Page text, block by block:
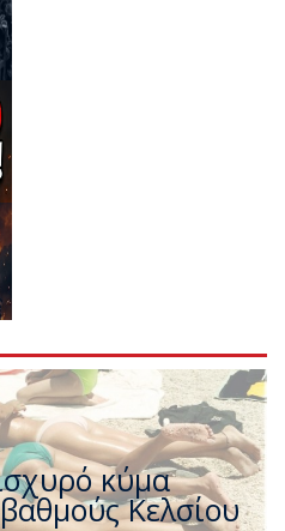
την ώρα